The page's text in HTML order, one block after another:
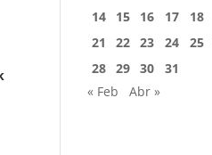
14
15 16 17 18
21
22 23 24 25
28 29 30
31
« Feb
Abr »